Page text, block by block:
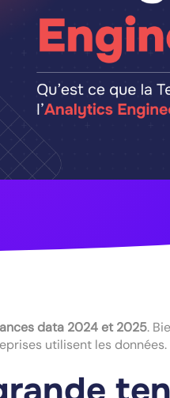
data 2024 et 2025.
utilisent les